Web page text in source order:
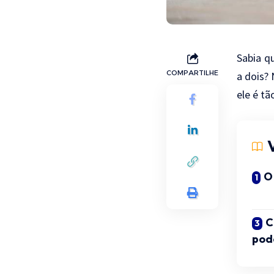
COMPARTILHE
Sabia
a
ele é